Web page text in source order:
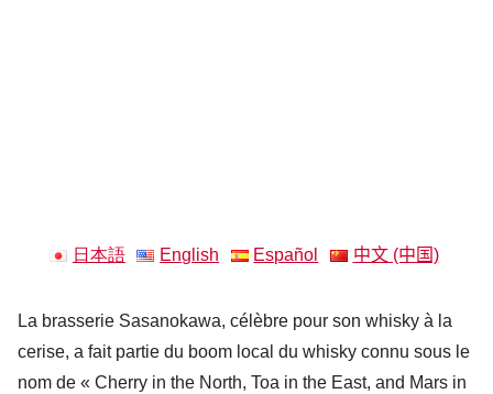
日本語 English Español 中文 (中国)
La brasserie Sasanokawa, célèbre pour son whisky à la
cerise, a fait partie du boom local du whisky connu sous le
nom de « Cherry in the North, Toa in the East, and Mars in